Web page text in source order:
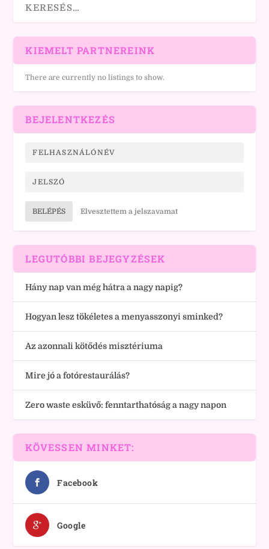
KIEMELT PARTNEREINK
There are currently no listings to show.
BEJELENTKEZÉS
BELÉPÉS Elvesztettem a jelszavamat
LEGUTÓBBI BEJEGYZÉSEK
Hány nap van még hátra a nagy napig?
Hogyan lesz tökéletes a menyasszonyi sminked?
Az azonnali kötődés misztériuma
Mire jó a fotórestaurálás?
Zero waste esküvő: fenntarthatóság a nagy napon
KÖVESSEN MINKET:
Facebook
Google